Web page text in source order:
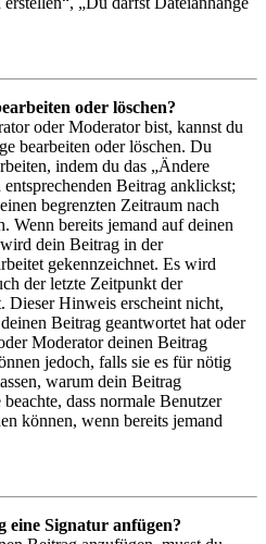
oder löschen?
oder Moderator bist, kannst du
bearbeiten oder löschen. Du
indem du das „Ändere
Beitrag anklickst;
begrenzten Zeitraum nach
Wenn bereits jemand auf deinen
dein Beitrag in der
gekennzeichnet. Es wird
der letzte Zeitpunkt der
Dieser Hinweis erscheint nicht,
Beitrag geantwortet hat oder
Moderator deinen Beitrag
jedoch, falls sie es für nötig
warum dein Beitrag
dass normale Benutzer
können, wenn bereits jemand
eine Signatur anfügen?